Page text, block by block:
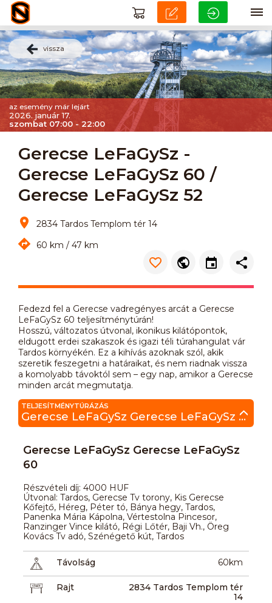
vissza
az esemény már lejárt
2026. január 17.
szombat 07:00 - 22:00
Gerecse LeFaGySz -
Gerecse LeFaGySz 60 /
Gerecse LeFaGySz 52
2834 Tardos Templom tér 14
60 km / 47 km
Fedezd fel a Gerecse vadregényes arcát a Gerecse
LeFaGySz 60 teljesítménytúrán!
Hosszú, változatos útvonal, ikonikus kilátópontok,
eldugott erdei szakaszok és igazi téli túrahangulat vár
Tardos környékén. Ez a kihívás azoknak szól, akik
szeretik feszegetni a határaikat, és nem riadnak vissza
a komolyabb távoktól sem – egy nap, amikor a Gerecse
minden arcát megmutatja.
TELJESÍTMÉNYTÚRÁZÁS
Gerecse LeFaGySz Gerecse LeFaGySz 60
Gerecse LeFaGySz Gerecse LeFaGySz
60
Részvételi díj: 4000 HUF
Útvonal: Tardos, Gerecse Tv torony, Kis Gerecse
Kőfejtő, Héreg, Péter tó, Bánya hegy, Tardos,
Panenka Mária Kápolna, Vértestolna Pincesor,
Ranzinger Vince kilátó, Régi Lőtér, Baji Vh., Öreg
Kovács Tv adó, Szénégető kút, Tardos
Távolság 60km
Rajt
2834 Tardos Templom tér
14